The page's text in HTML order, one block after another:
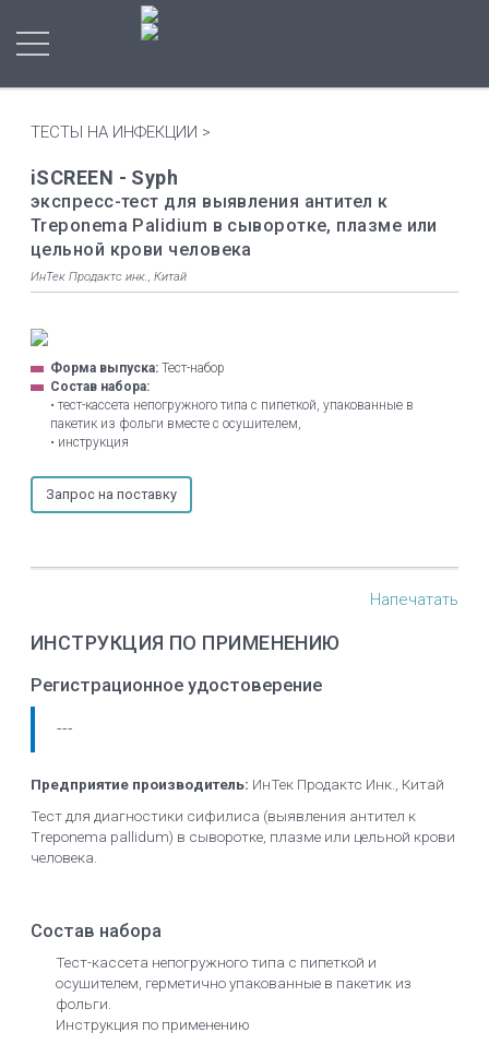
ТЕСТЫ НА ИНФЕКЦИИ >
iSCREEN - Syph
экспресс-тест для выявления антител к
Treponema Palidium в сыворотке, плазме или
цельной крови человека
ИнТек Продактс инк., Китай
Форма выпуска: Тест-набор
Состав набора:
• тест-кассета непогружного типа с пипеткой, упакованные в
пакетик из фольги вместе с осушителем,
• инструкция
Запрос на поставку
Напечатать
ИНСТРУКЦИЯ ПО ПРИМЕНЕНИЮ
Регистрационное удостоверение
---
Предприятие производитель: ИнТек Продактс Инк., Китай
Тест для диагностики сифилиса (выявления антител к
Treponema pallidum) в сыворотке, плазме или цельной крови
человека.
Состав набора
Тест-кассета непогружного типа с пипеткой и
осушителем, герметично упакованные в пакетик из
фольги.
Инструкция по применению